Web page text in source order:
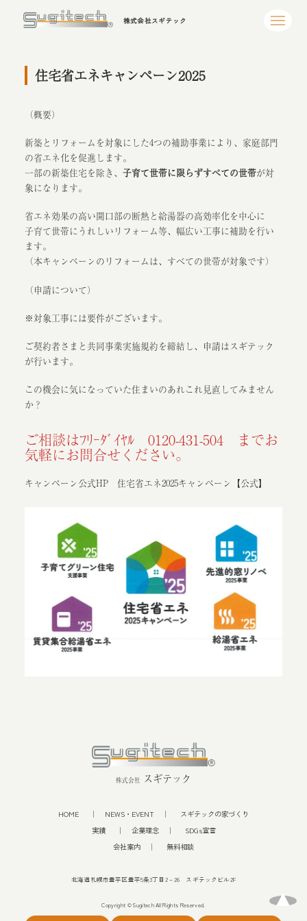
株式会社スギテック
住宅省エネキャンペーン2025
（概要）
新築とリフォームを対象にした4つの補助事業により、家庭部門
の省エネ化を促進します。
一部の新築住宅を除き、 子育て世帯に限らずすべての世帯が対
象になります。
省エネ効果の高い開口部の断熱と給湯器の高効率化を中心に
子育て世帯にうれしいリフォーム等、幅広い工事に補助を行い
ます。
（本キャンペーンのリフォームは、すべての世帯が対象です）
（申請について）
※対象工事には要件がございます。
ご契約者さまと共同事業実施規約を締結し、申請はスギテック
が行います。
この機会に気になっていた住まいのあれこれ見直してみません
か？
ご相談はﾌﾘｰﾀﾞｲﾔﾙ 0120-431-504 までお
気軽にお問合せください。
キャンペーン公式HP 住宅省エネ2025キャンペーン【公式】
株式会社 スギテック
HOME NEWS・EVENT
スギテックの家づくり
実績
企業理念
SDGs宣言
会社案内
無料相談
北海道札幌市豊平区豊平5条3丁目2－26 スギテックビル2F
Copyright © Sugitech All Rights Reserved.